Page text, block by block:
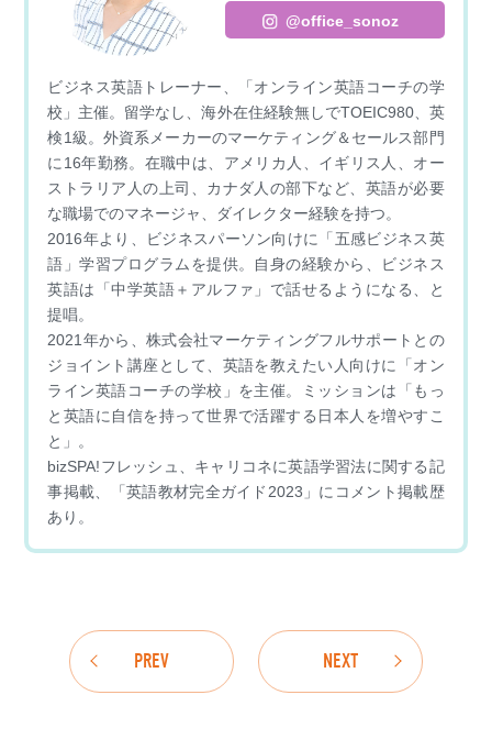
k
@office_sonoz
ビジネス英語トレーナー、「オンライン英語コーチの学
校」主催。留学なし、海外在住経験無しでTOEIC980、英
検1級。外資系メーカーのマーケティング＆セールス部門
に16年勤務。在職中は、アメリカ人、イギリス人、オー
ストラリア人の上司、カナダ人の部下など、英語が必要
な職場でのマネージャ、ダイレクター経験を持つ。
2016年より、ビジネスパーソン向けに「五感ビジネス英
語」学習プログラムを提供。自身の経験から、ビジネス
英語は「中学英語＋アルファ」で話せるようになる、と
提唱。
2021年から、株式会社マーケティングフルサポートとの
ジョイント講座として、英語を教えたい人向けに「オン
ライン英語コーチの学校」を主催。ミッションは「もっ
と英語に自信を持って世界で活躍する日本人を増やすこ
と」。
bizSPA!フレッシュ、キャリコネに英語学習法に関する記
事掲載、「英語教材完全ガイド2023」にコメント掲載歴
あり。
PREV NEXT